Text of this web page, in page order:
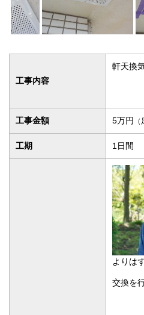
工事内容
軒天換
工事金額 5万円
工期 1日間
よりは
交換を